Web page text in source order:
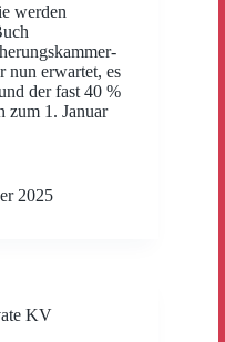
werden
nun erwartet, es
der fast 40 %
zum 1. Januar
2025
KV